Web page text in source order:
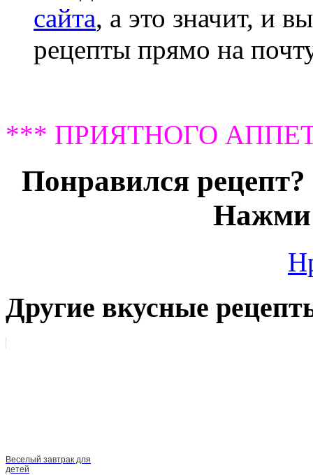
сайта, а это значит, и
рецепты прямо на
*** ПРИЯТНОГО
Понравился
Нажми
Другие вкусные
Веселый завтрак для
детей